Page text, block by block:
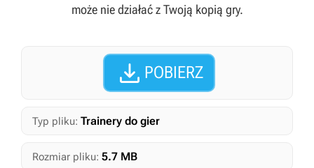
może nie działać z Twoją kopią gry.
 POBIERZ
Typ pliku: Trainery do gier
Rozmiar pliku: 5.7 MB